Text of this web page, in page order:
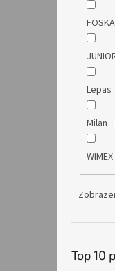
FOSKA
Lepas
Milan
WIMEX
Top 10